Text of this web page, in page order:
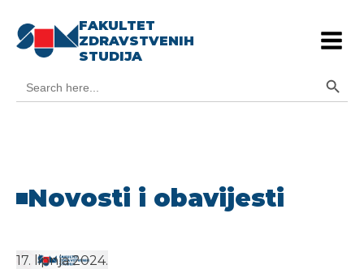
FAKULTET
ZDRAVSTVENIH
STUDIJA
for:
Novosti i obavijesti
17. lipnja 2024.